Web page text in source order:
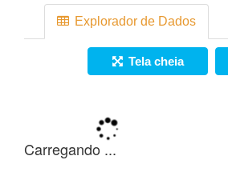
Explorador de Dados
Tela cheia